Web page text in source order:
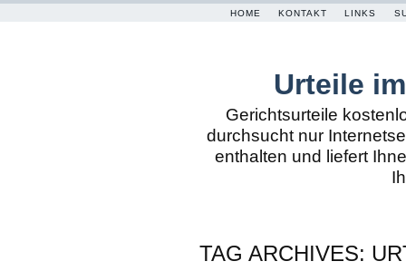
HOME KONTAKT LINKS
Urteile
Gerichtsurteile
durchsucht nur
enthalten und liefert
TAG ARCHIVES: